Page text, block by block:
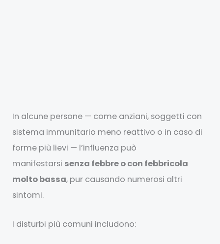
In alcune persone — come anziani, soggetti con
sistema immunitario meno reattivo o in caso di
forme più lievi — l’influenza può
manifestarsi senza febbre o con febbricola
molto bassa, pur causando numerosi altri
sintomi.
I disturbi più comuni includono: